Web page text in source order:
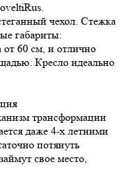
чехол. Стежка
габариты:
60 см, и отлично
Кресло идеально
трансформации
даже 4-х летними
потянуть
свое место,